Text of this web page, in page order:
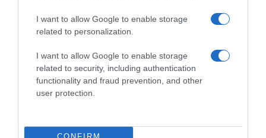
I want to allow Google to enable storage
related to personalization.
I want to allow Google to enable storage
related to security, including authentication
functionality and fraud prevention, and other
user protection.
ΣΧΟΛΙΑ